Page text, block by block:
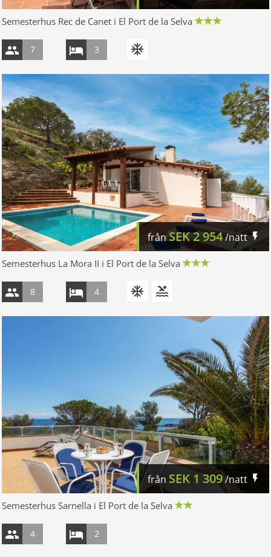
Semesterhus Rec de Canet i El Port de la Selva
7 3
frånSEK2 954/natt
Semesterhus La Mora II i El Port de la Selva
8 4
från SEK 1 309/natt
Semesterhus Sarnella i El Port de la Selva
4 2